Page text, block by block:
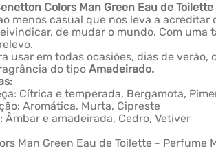
Colors Man Green Eau de
menos casual que nos leva a
de mudar o mundo. Com uma
usar em todas ocasiões, dias de
do tipo Amadeirado.
Cítrica e temperada, Bergamota,
Aromática, Murta, Cipreste
Âmbar e amadeirada, Cedro, Vetiver
Man Green Eau de Toilette - Perfume